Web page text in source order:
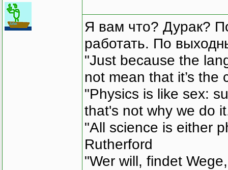
Я вам что? Дурак?
работать. По
"Just because the
not mean that it’s the
"Physics is like sex:
that's not why we do
"All science is either
Rutherford
"Wer will, findet